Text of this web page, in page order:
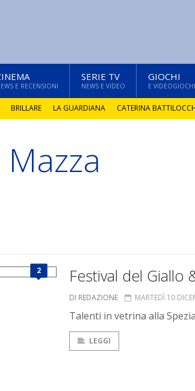
E RECENSIONI
SERIE TV
NEWS E VIDEO
GIOCHI
E VIDEOGIOCHI
BRILLARE LA GUARDIANA CATERINA
2 Festival del Giallo
DI REDAZIONE MARTEDÌ 10
Talenti in vetrina alla
LEGGI